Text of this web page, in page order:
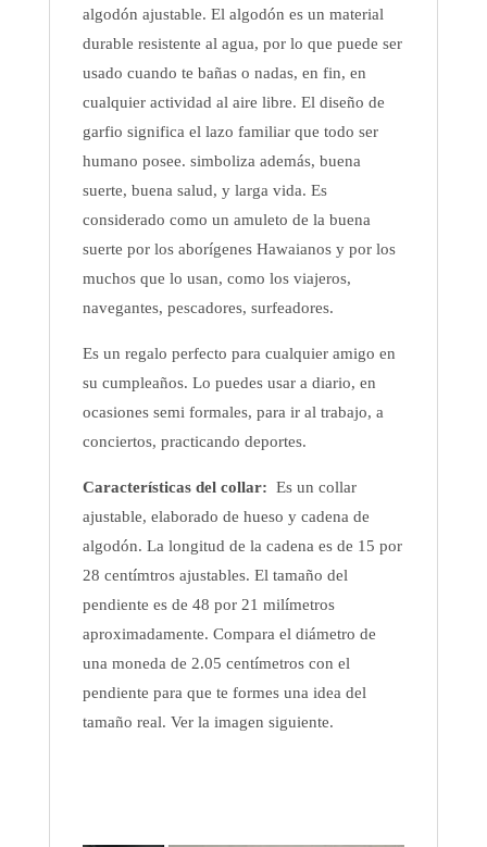
algodón ajustable. El algodón es un material
durable resistente al agua, por lo que puede ser
usado cuando te bañas o nadas, en fin, en
cualquier actividad al aire libre. El diseño de
garfio significa el lazo familiar que todo ser
humano posee. simboliza además, buena
suerte, buena salud, y larga vida. Es
considerado como un amuleto de la buena
suerte por los aborígenes Hawaianos y por los
muchos que lo usan, como los viajeros,
navegantes, pescadores, surfeadores.
Es un regalo perfecto para cualquier amigo en
su cumpleaños. Lo puedes usar a diario, en
ocasiones semi formales, para ir al trabajo, a
conciertos, practicando deportes.
Características del collar: Es un collar
ajustable, elaborado de hueso y cadena de
algodón. La longitud de la cadena es de 15 por
28 centímtros ajustables. El tamaño del
pendiente es de 48 por 21 milímetros
aproximadamente. Compara el diámetro de
una moneda de 2.05 centímetros con el
pendiente para que te formes una idea del
tamaño real. Ver la imagen siguiente.